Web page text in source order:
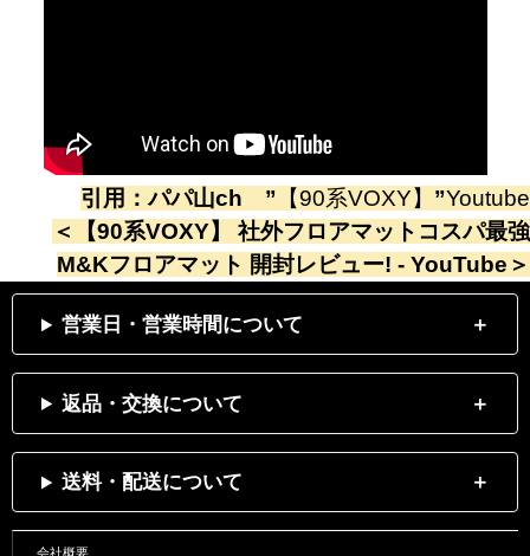
引用：パパ山ch ” 【90系VOXY】 ”Youtube
＜
【90系VOXY】 社外フロアマットコスパ最強
M&Kフロアマット 開封レビュー! - YouTube ＞
営業日・営業時間について
返品・交換について
送料・配送について
会社概要